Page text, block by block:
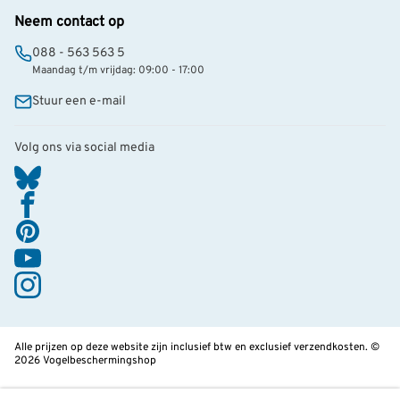
Neem contact op
088 - 563 563 5
Maandag t/m vrijdag: 09:00 - 17:00
Stuur een e-mail
Volg ons via social media
Alle prijzen op deze website zijn inclusief btw en exclusief verzendkosten. ©
2026 Vogelbeschermingshop